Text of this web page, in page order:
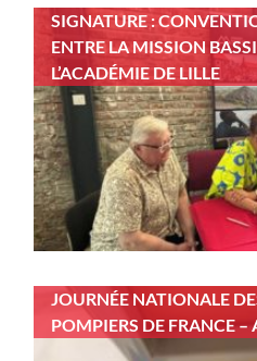
SIGNATURE :
ENTRE LA MISSION
L’ACADÉMIE DE LILLE
JOURNÉE NATIONALE
POMPIERS DE FRANCE –